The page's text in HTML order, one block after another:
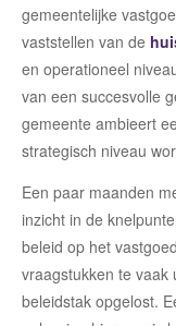
gemeentelijke
vaststellen van de
en operationeel
van een succesvolle
gemeente ambieert
strategisch niveau
Een paar maanden
inzicht in de
beleid op het
vraagstukken te vaak
beleidstak opgelost.